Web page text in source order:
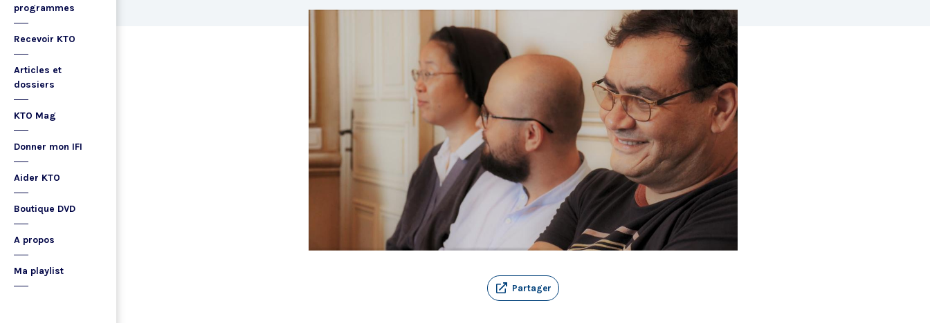
programmes
Recevoir KTO
Articles et
dossiers
KTO Mag
Donner mon IFI
Aider KTO
Boutique DVD
A propos
Ma playlist
Partager